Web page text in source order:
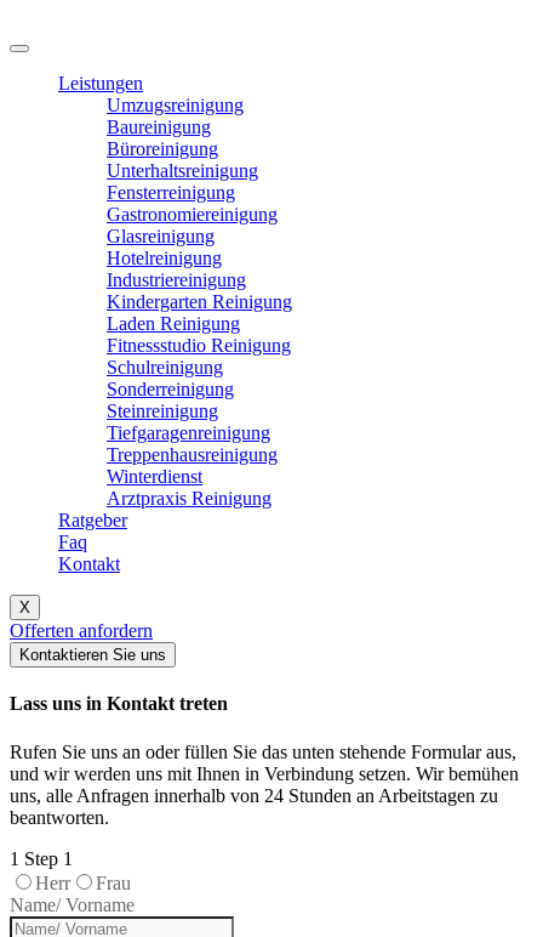
Leistungen
Umzugsreinigung
Baureinigung
Büroreinigung
Unterhaltsreinigung
Fensterreinigung
Gastronomiereinigung
Glasreinigung
Hotelreinigung
Industriereinigung
Kindergarten Reinigung
Laden Reinigung
Fitnessstudio Reinigung
Schulreinigung
Sonderreinigung
Steinreinigung
Tiefgaragenreinigung
Treppenhausreinigung
Winterdienst
Arztpraxis Reinigung
Ratgeber
Faq
Kontakt
X
Offerten anfordern
Kontaktieren Sie uns
Lass uns in Kontakt treten
Rufen Sie uns an oder füllen Sie das unten stehende Formular aus,
und wir werden uns mit Ihnen in Verbindung setzen. Wir bemühen
uns, alle Anfragen innerhalb von 24 Stunden an Arbeitstagen zu
beantworten.
1 Step 1
Herr
Frau
Name/ Vorname